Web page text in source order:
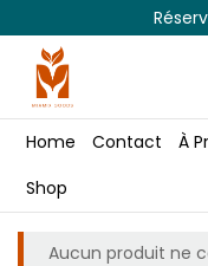
Home Contact
À
Shop
Aucun produit ne